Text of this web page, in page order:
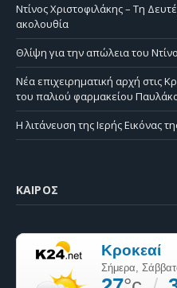
Ντίνος Χριστοφιλάκης – Τη
ακολουθία
Θλίψη για την απώλεια του
Νέα επιχειρηματική αρχή στις
του παλιού φαρμακείου
Η λιτάνευση της Ιερής Εικόνας
ΚΑΙΡΌΣ